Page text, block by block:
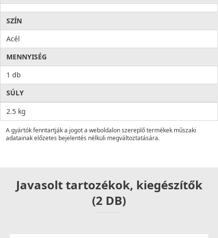
SZÍN
Acél
MENNYISÉG
1 db
SÚLY
2.5 kg
A gyártók fenntartják a jogot a weboldalon szereplő termékek műszaki
adatainak előzetes bejelentés nélküli megváltoztatására.
Javasolt tartozékok, kiegészítők
(2 DB)